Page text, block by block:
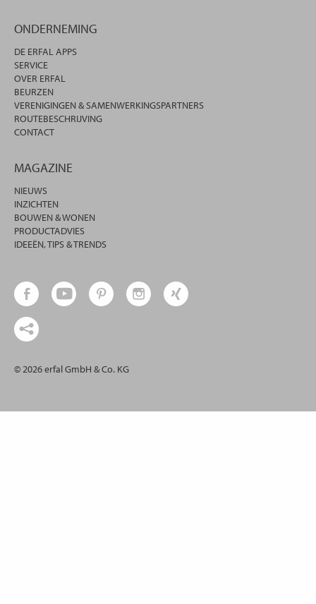
ONDERNEMING
DE ERFAL APPS
SERVICE
OVER ERFAL
BEURZEN
VERENIGINGEN & SAMENWERKINGSPARTNERS
ROUTEBESCHRIJVING
CONTACT
MAGAZINE
NIEUWS
INZICHTEN
BOUWEN & WONEN
PRODUCTADVIES
IDEEËN, TIPS & TRENDS
© 2026 erfal GmbH & Co. KG